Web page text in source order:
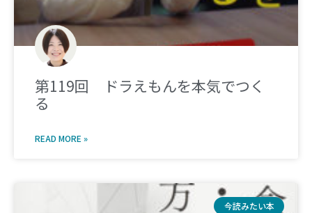
第119回 ドラえもんを本気でつく
る
READ MORE »
今読みたい本